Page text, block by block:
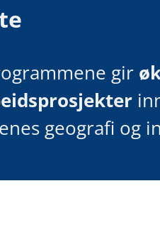
gir
geografi og